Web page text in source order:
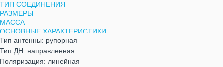
ТИП СОЕДИНЕНИЯ
РАЗМЕРЫ
МАССА
ОСНОВНЫЕ ХАРАКТЕРИСТИКИ
Тип антенны: рупорная
Тип ДН: направленная
Поляризация: линейная